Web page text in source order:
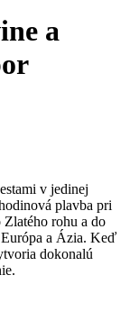
a
v jedinej
plavba pri
Zlatého rohu a do
Európa a Ázia. Keď
dokonalú